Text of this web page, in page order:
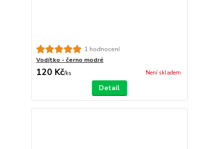
1 hodnocení
Vodítko - černo modré
120 Kč/ks Není skladem
Detail